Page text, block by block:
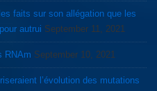
faits sur son allégation que les
autrui September 11, 2021
RNAm September 10, 2021